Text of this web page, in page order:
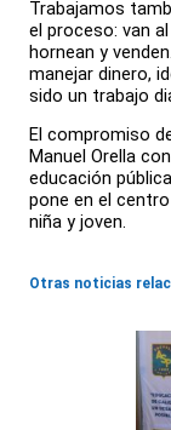
Trabajamos
el proceso: van
hornean y
manejar dinero,
sido un trabajo
El compromiso
Manuel Orella
educación
pone en el
niña y joven.
Otras noticias